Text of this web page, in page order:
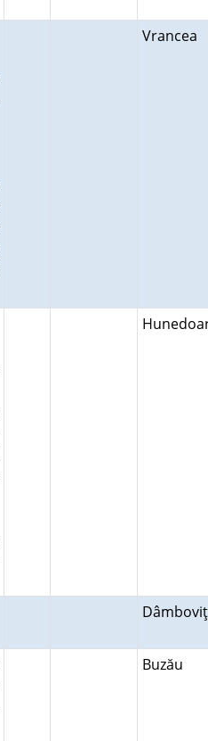
Vrancea
Buzău